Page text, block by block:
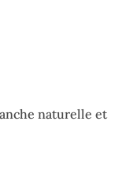
naturelle et